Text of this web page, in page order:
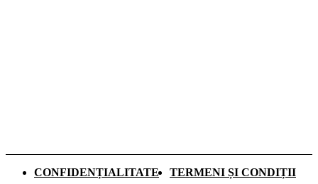
CONFIDENȚIALITATE
TERMENI ȘI CONDIȚII